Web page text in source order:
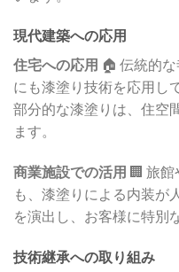
現代建築への応用
住宅への応用 🏠 伝統的
にも漆塗り技術を応用し
部分的な漆塗りは、住空
ます。
商業施設での活用 🏢 旅
も、漆塗りによる内装が
を演出し、お客様に特別
技術継承への取り組み